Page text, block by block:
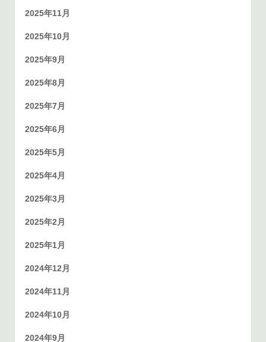
2025年11月
2025年10月
2025年9月
2025年8月
2025年7月
2025年6月
2025年5月
2025年4月
2025年3月
2025年2月
2025年1月
2024年12月
2024年11月
2024年10月
2024年9月